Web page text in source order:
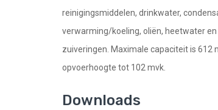
reinigingsmiddelen, drinkwater,
verwarming/koeling, oliën, heetwater
zuiveringen. Maximale capaciteit is 612
opvoerhoogte tot 102 mvk.
Downloads